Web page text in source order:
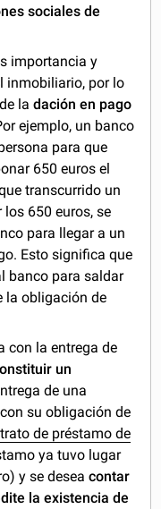
sociales de
importancia y
inmobiliario, por lo
ladación en pago
ejemplo, un banco
para que
650 euros el
transcurrido un
650 euros, se
para llegar a un
Esto significa que
banco para saldar
la obligación de
con la entrega de
un
de una
su obligación de
de préstamo de
ya tuvo lugar
y se deseacontar
la existencia de